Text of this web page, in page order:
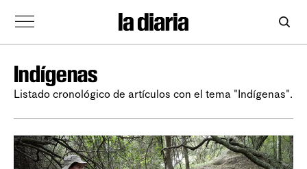
Indígenas
Listado cronológico de artículos con el tema "Indígenas".